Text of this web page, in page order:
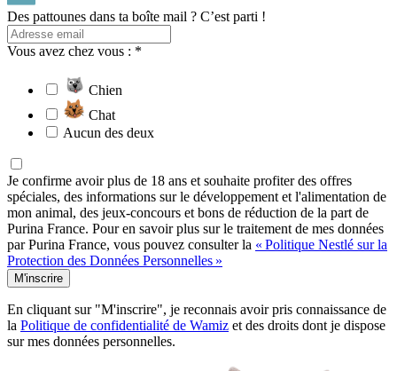
Des pattounes dans ta boîte mail ? C’est parti !
Vous avez chez vous : *
Chien
Chat
Aucun des deux
Je confirme avoir plus de 18 ans et souhaite profiter des offres
spéciales, des informations sur le développement et l'alimentation de
mon animal, des jeux-concours et bons de réduction de la part de
Purina France. Pour en savoir plus sur le traitement de mes données
par Purina France, vous pouvez consulter la « Politique Nestlé sur la
Protection des Données Personnelles »
M'inscrire
En cliquant sur "M'inscrire", je reconnais avoir pris connaissance de
la Politique de confidentialité de Wamiz et des droits dont je dispose
sur mes données personnelles.